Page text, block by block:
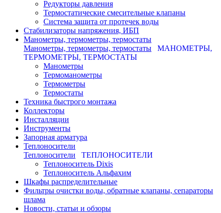
Редукторы давления
Термостатические смесительные клапаны
Система защита от протечек воды
Стабилизаторы напряжения, ИБП
Манометры, термометры, термостаты
Манометры, термометры, термостаты
МАНОМЕТРЫ,
ТЕРМОМЕТРЫ, ТЕРМОСТАТЫ
Манометры
Термоманометры
Термометры
Термостаты
Техника быстрого монтажа
Коллекторы
Инсталляции
Инструменты
Запорная арматура
Теплоносители
Теплоносители
ТЕПЛОНОСИТЕЛИ
Теплоноситель Dixis
Теплоноситель Альфахим
Шкафы распределительные
Фильтры очистки воды, обратные клапаны, сепараторы
шлама
Новости, статьи и обзоры